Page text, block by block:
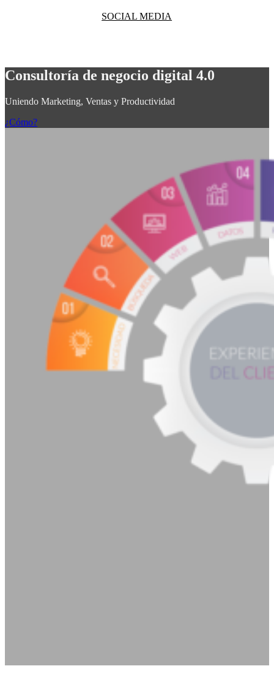
SOCIAL MEDIA
Consultoría de negocio digital 4.0
Uniendo Marketing, Ventas y Productividad
¿Cómo?